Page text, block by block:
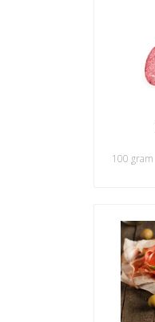
100 gram